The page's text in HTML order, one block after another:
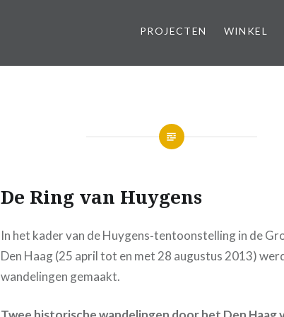
PROJECTEN WINKEL
De Ring van Huygens
In het kader van de Huygens‑tentoonstelling in de
Den Haag (25 april tot en met 28 augustus 2013)
wandelingen gemaakt.